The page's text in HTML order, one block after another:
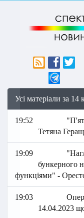
Усі матеріали за 14
19:52
Тетяна
19:09
бункерного
функціями" -
19:03
14.04.2023